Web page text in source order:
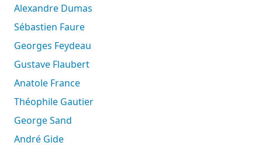
Alexandre Dumas
Sébastien Faure
Georges Feydeau
Gustave Flaubert
Anatole France
Théophile Gautier
George Sand
André Gide